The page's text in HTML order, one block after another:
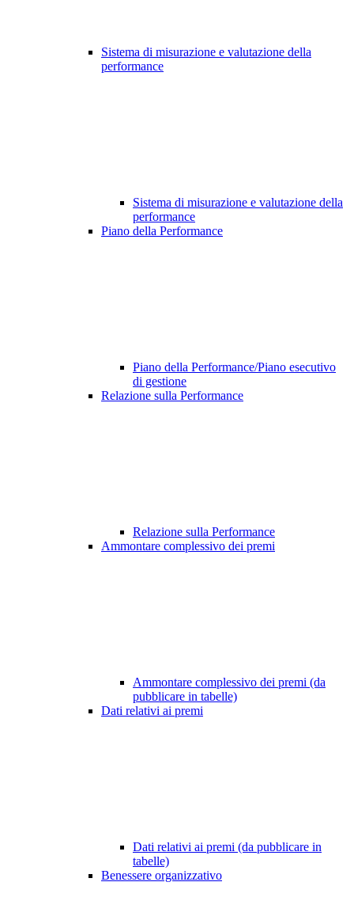
Sistema di misurazione e valutazione della
performance
Sistema di misurazione e valutazione della
performance
Piano della Performance
Piano della Performance/Piano esecutivo
di gestione
Relazione sulla Performance
Relazione sulla Performance
Ammontare complessivo dei premi
Ammontare complessivo dei premi (da
pubblicare in tabelle)
Dati relativi ai premi
Dati relativi ai premi (da pubblicare in
tabelle)
Benessere organizzativo